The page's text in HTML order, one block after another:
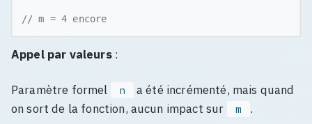
// m = 4 encore
Appel par valeurs:
Paramètre formel n
a été incrémenté, mais quand
on sort de la fonction, aucun impact sur
m .